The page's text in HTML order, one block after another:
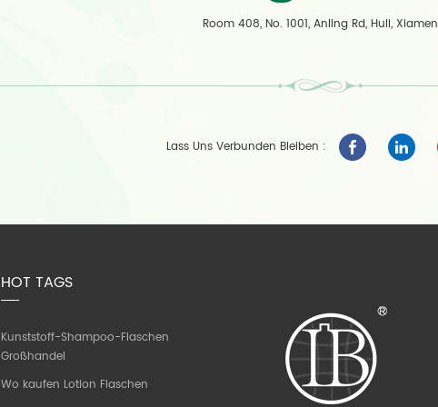
Room 408, No. 1001, Anling Rd, Huli, Xiamen
Lass Uns Verbunden Bleiben :
HOT TAGS
Kunststoff-Shampoo-Flaschen
Großhandel
Wo kaufen Lotion Flaschen